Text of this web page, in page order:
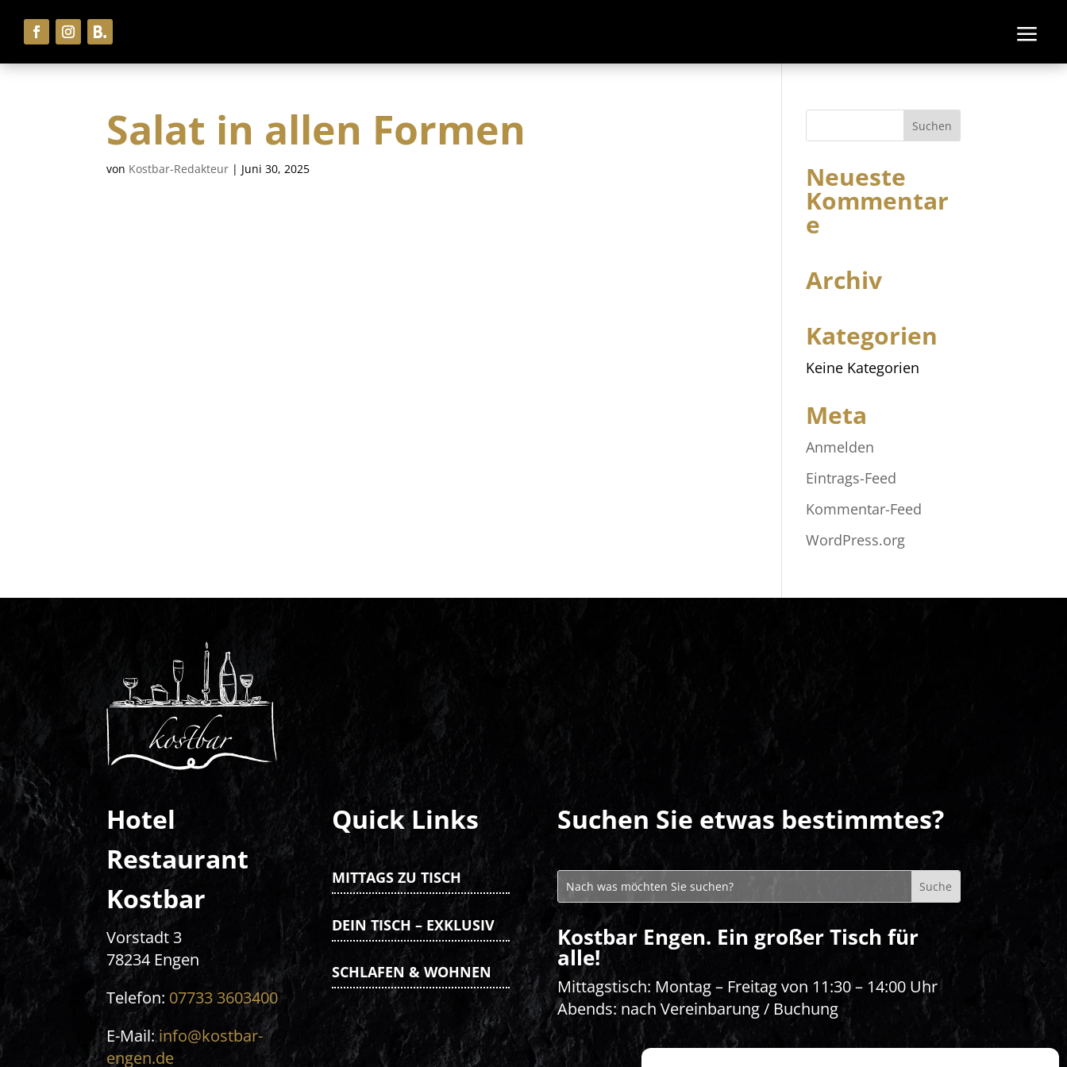
Salat in allen Formen
von Kostbar-Redakteur | Juni 30, 2025 Neueste
Kommentar
e
Archiv
Kategorien
Keine Kategorien
Meta
Anmelden
Eintrags-Feed
Kommentar-Feed
WordPress.org
Hotel
Restaurant
Kostbar
Vorstadt 3
78234 Engen
Telefon: 07733 3603400
E-Mail:info@kostbar-
engen.de
Quick Links
MITTAGS ZU TISCH
DEIN TISCH – EXKLUSIV
SCHLAFEN & WOHNEN
Suchen Sie etwas bestimmtes?
Kostbar Engen. Ein großer Tisch für
alle!
Mittagstisch: Montag – Freitag von 11:30 – 14:00 Uhr
Abends: nach Vereinbarung / Buchung